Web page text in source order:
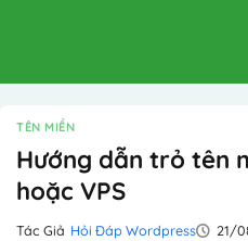
TÊN MIỀN
Hướng dẫn trỏ tên
hoặc VPS
Tác Giả Hỏi Đáp Wordpress 21/